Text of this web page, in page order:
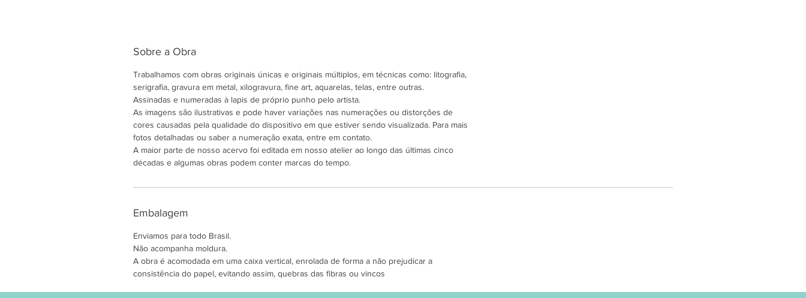
Sobre a Obra
Trabalhamos com obras originais únicas e originais múltiplos, em técnicas como: litografia,
serigrafia, gravura em metal, xilogravura, fine art, aquarelas, telas, entre outras.
Assinadas e numeradas à lapis de próprio punho pelo artista.
As imagens são ilustrativas e pode haver variações nas numerações ou distorções de
cores causadas pela qualidade do dispositivo em que estiver sendo visualizada. Para mais
fotos detalhadas ou saber a numeração exata, entre em contato.
A maior parte de nosso acervo foi editada em nosso atelier ao longo das últimas cinco
décadas e algumas obras podem conter marcas do tempo.
Embalagem
Enviamos para todo Brasil.
Não acompanha moldura.
A obra é acomodada em uma caixa vertical, enrolada de forma a não prejudicar a
consistência do papel, evitando assim, quebras das fibras ou vincos